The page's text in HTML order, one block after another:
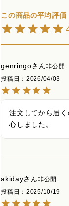
genringo
非公開
投稿日
2026/04/03
注文してから届
心しました。
akiday
非公開
投稿日
2025/10/19